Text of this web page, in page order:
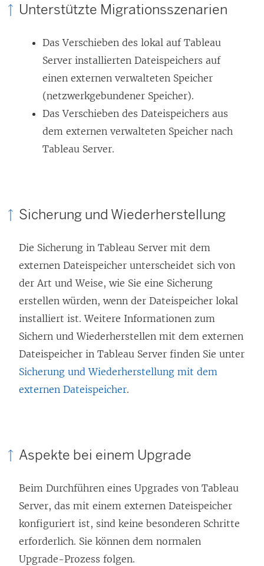
Unterstützte Migrationsszenarien
Das Verschieben des lokal auf Tableau
Server installierten Dateispeichers auf
einen externen verwalteten Speicher
(netzwerkgebundener Speicher).
Das Verschieben des Dateispeichers aus
dem externen verwalteten Speicher nach
Tableau Server.
Sicherung und Wiederherstellung
Die Sicherung in Tableau Server mit dem
externen Dateispeicher unterscheidet sich von
der Art und Weise, wie Sie eine Sicherung
erstellen würden, wenn der Dateispeicher lokal
installiert ist. Weitere Informationen zum
Sichern und Wiederherstellen mit dem externen
Dateispeicher in Tableau Server finden Sie unter
Sicherung und Wiederherstellung mit dem
externen Dateispeicher.
Aspekte bei einem Upgrade
Beim Durchführen eines Upgrades von Tableau
Server, das mit einem externen Dateispeicher
konfiguriert ist, sind keine besonderen Schritte
erforderlich. Sie können dem normalen
Upgrade-Prozess folgen.